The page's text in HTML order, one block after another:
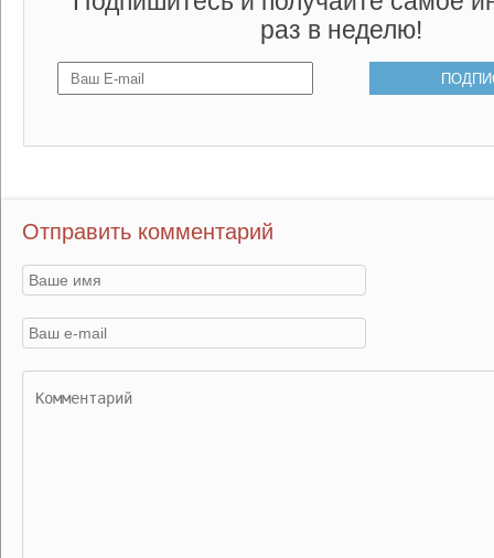
раз в неделю!
Отправить комментарий